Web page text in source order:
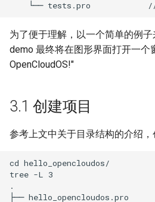
为了便于理解，以一个简单的例
demo 最终将在图形界面打开一个
OpenCloudOS!"
3.1 创建项目
参考上文中关于目录结构的介绍，
cd hello_opencloudos/
tree -L 3
.
├── hello_opencloudos.pro